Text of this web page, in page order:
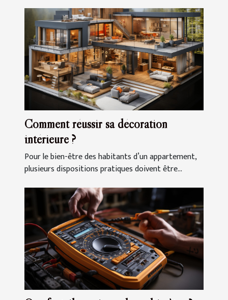
Comment réussir sa décoration
intérieure ?
Pour le bien-être des habitants d’un appartement,
plusieurs dispositions pratiques doivent être...